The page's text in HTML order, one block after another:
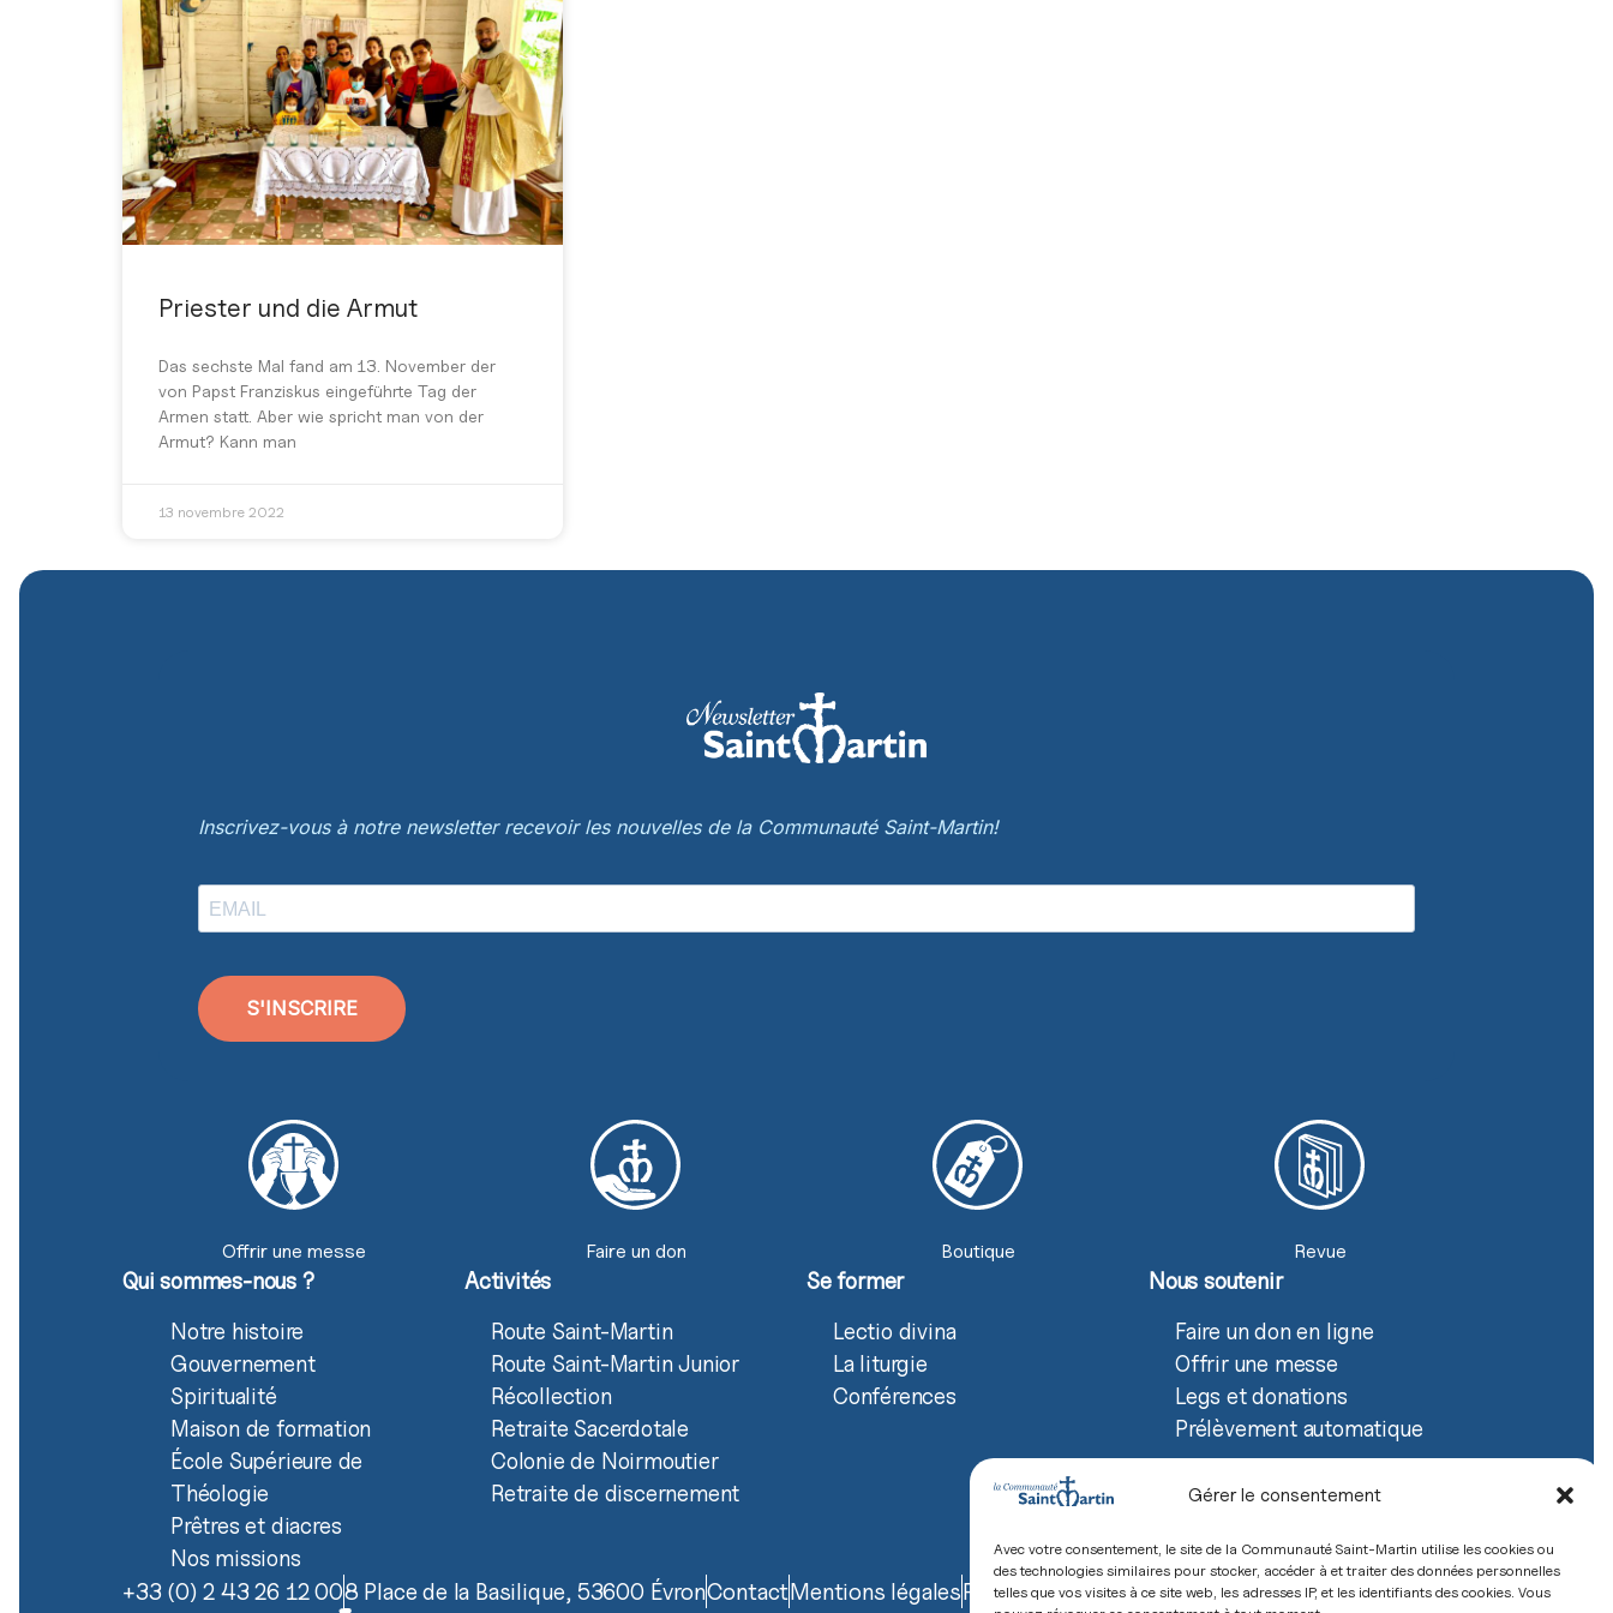
Gérer le consentement
Avec votre consentement, le site de la Communauté Saint-Martin utilise les cookies ou
des technologies similaires pour stocker, accéder à et traiter des données personnelles
telles que vos visites à ce site web, les adresses IP, et les identifiants des cookies. Vous
Priester und die Armut
Das sechste Mal fand am 13. November der
von Papst Franziskus eingeführte Tag der
Armen statt. Aber wie spricht man von der
Armut? Kann man
13 novembre 2022
Inscrivez-vous à notre newsletter recevoir les nouvelles de la Communauté Saint-Martin!
S'INSCRIRE
Offrir une messe Faire un don Boutique Revue
Qui sommes-nous ?
Notre histoire
Gouvernement
Spiritualité
Maison de formation
École Supérieure de
Théologie
Prêtres et diacres
Nos missions
Activités
Route Saint-Martin
Route Saint-Martin Junior
Récollection
Retraite Sacerdotale
Colonie de Noirmoutier
Retraite de discernement
Se former
Lectio divina
La liturgie
Conférences
Nous soutenir
Faire un don en ligne
Offrir une messe
Legs et donations
Prélèvement automatique
+33 (0) 2 43 26 12 008 Place de la Basilique, 53600 ÉvronContactMentions légalesPolitique de confidentialité